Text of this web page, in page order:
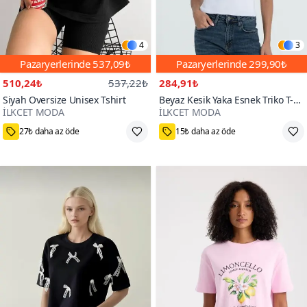
4
Pazaryerlerinde 537,09₺
510,24₺
537,22₺
Siyah Oversize Unisex Tshirt
İLKCET MODA
S,M,L,XL
3
Pazaryerlerinde299,90₺
284,91₺
Beyaz Kesik Yaka Esnek Triko T-
shirt
İLKCET MODA
Standart